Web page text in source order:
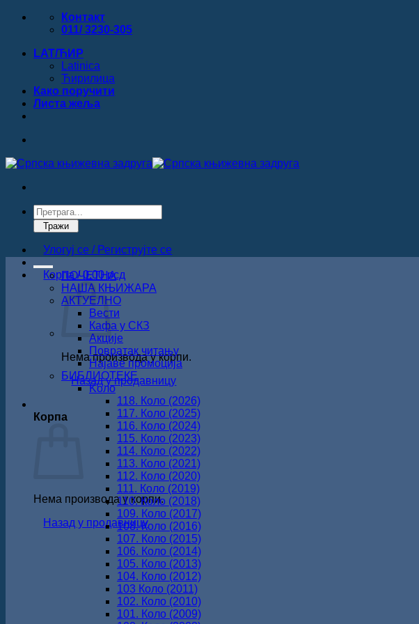
Прескочи
Контакт
011/ 3230-305
LAT/ЋИР
Latinica
Ћирилица
Како поручити
Листa жеља
Products
search
Тражи
Улогуј се / Региструјте се
Корпа /0.00рсд
Нема производа у корпи.
Назад у продавницу
Корпа
Нема производа у корпи.
Назад у продавницу
ПОЧЕТНА
НАША КЊИЖАРА
АКТУЕЛНО
Вести
Кафа у СКЗ
Акције
Повратак читању
Најаве промоција
БИБЛИОТЕКЕ
Koло
118. Коло (2026)
117. Коло (2025)
116. Коло (2024)
115. Коло (2023)
114. Коло (2022)
113. Коло (2021)
112. Коло (2020)
111. Коло (2019)
110. Коло (2018)
109. Коло (2017)
108. Коло (2016)
107. Коло (2015)
106. Коло (2014)
105. Коло (2013)
104. Коло (2012)
103 Коло (2011)
102. Коло (2010)
101. Коло (2009)